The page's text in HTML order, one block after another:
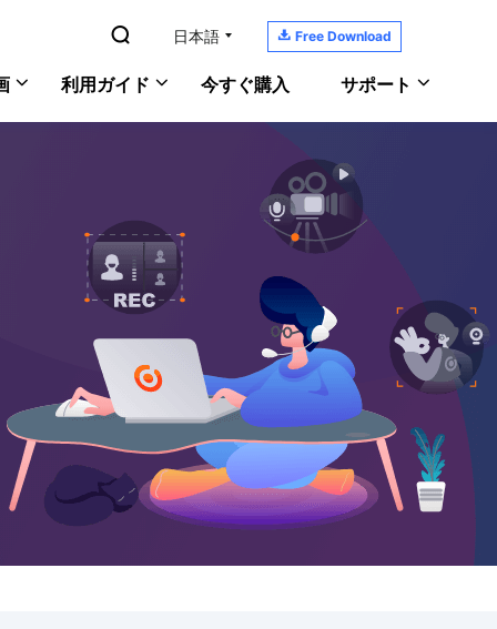
 日本語  Free Download
PC画面/音声/ウェブカメラを録画
ScreenShot
PCでスクリーンショットを撮る
利用ガイド
YouTubeの音楽を録音
Macで画面と音声を記録
PCでゲーム実況を録画
おすすめの録画ソフト
今すぐ購入 サポート
サポートセンター
ガイド、ライセンス、お問い合わせ
ダウンロードセンター
ソフトをダウンロードしよう
ヘルプガイド
あなたの問題を解決
オンラインチャット
何でも聞いてください